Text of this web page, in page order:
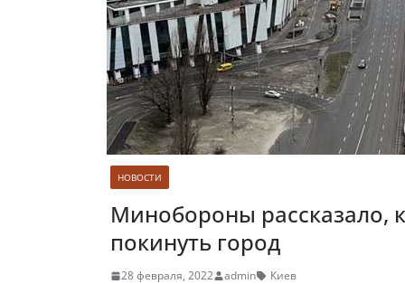
НОВОСТИ
Минобороны рассказало,
покинуть город
28 февраля, 2022 admin Киев